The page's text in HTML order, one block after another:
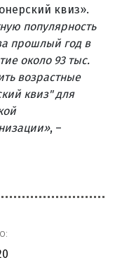
квиз».
популярность
прошлый год в
около 93 тыс.
возрастные
квиз" для
», –